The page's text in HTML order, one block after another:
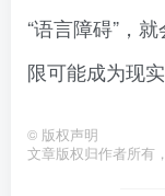
“语言障碍”，
限可能成为现实
© 版权声明
文章版权归作者所有